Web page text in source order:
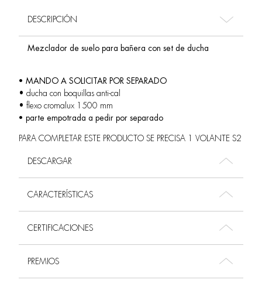
DESCRIPCIÓN
Mezclador de suelo para bañera con set de ducha
• MANDO A SOLICITAR POR SEPARADO
• ducha con boquillas anti-cal
• flexo cromalux 1500 mm
• parte empotrada a pedir por separado
PARA COMPLETAR ESTE PRODUCTO SE PRECISA 1 VOLANTE S2
DESCARGAR
CARACTERÍSTICAS
CERTIFICACIONES
PREMIOS